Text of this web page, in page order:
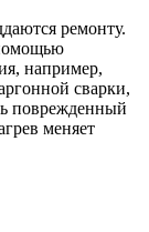
ремонту.
например,
сварки,
поврежденный
меняет